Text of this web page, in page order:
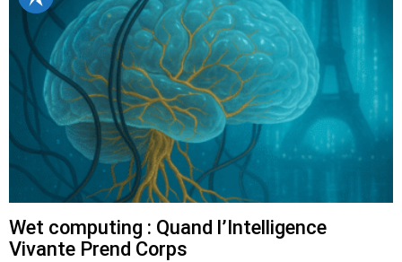
Wet computing : Quand l’Intelligence
Vivante Prend Corps